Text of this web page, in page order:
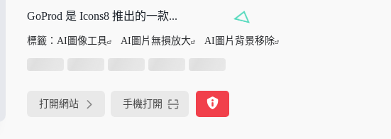
GoProd 是 Icons8 推出的一款...
標籤： AI圖像工具 AI圖片無損放大 AI圖片背景移除
打開網站 手機打開